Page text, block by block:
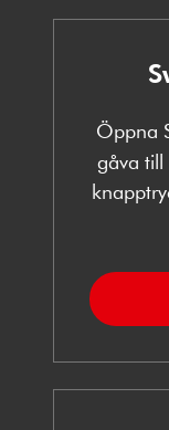
Öppna
gåva till